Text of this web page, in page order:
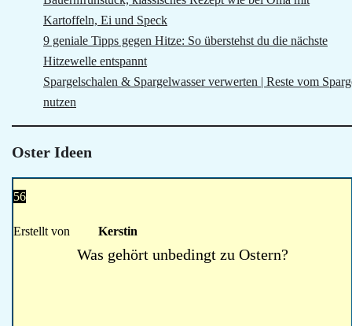
Kartoffeln, Ei und Speck
9 geniale Tipps gegen Hitze: So überstehst du die nächste
Hitzewelle entspannt
Spargelschalen & Spargelwasser verwerten | Reste vom
nutzen
Oster Ideen
56
Erstellt von Kerstin
Was gehört unbedingt zu Ostern?